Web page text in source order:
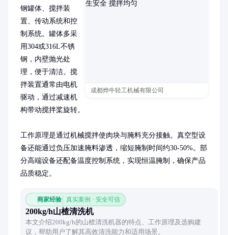
成都烨牛轻工机械有限公司
钢罐体、搅拌装
置、传动系统和控
制系统。罐体多采
用304或316L不锈
钢，内壁抛光处
理，便于清洁。搅
拌装置通常由电机
驱动，通过减速机
构带动搅拌桨旋转。
工作原理是通过机械搅拌使肉块与腌料充分接触。真空型设
备还能通过负压加速腌料渗透，缩短腌制时间约30-50%。部
分高端设备还配备温度控制系统，实现恒温腌制，确保产品
品质稳定。
商家经验 真实案例 · 安全可信
200kg/h山楂清洗机
本文介绍200kg/h的山楂清洗机器的特点、工作原理及选购建
议，帮助用户了解其高效清洗能力和适用场景。